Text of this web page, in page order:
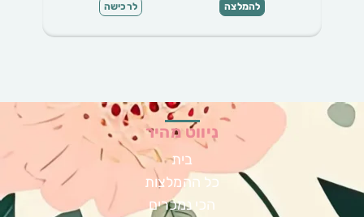
להמלצה לרכישה
ניווט מהיר
בית
כל ההמלצות
הכי נמכרים